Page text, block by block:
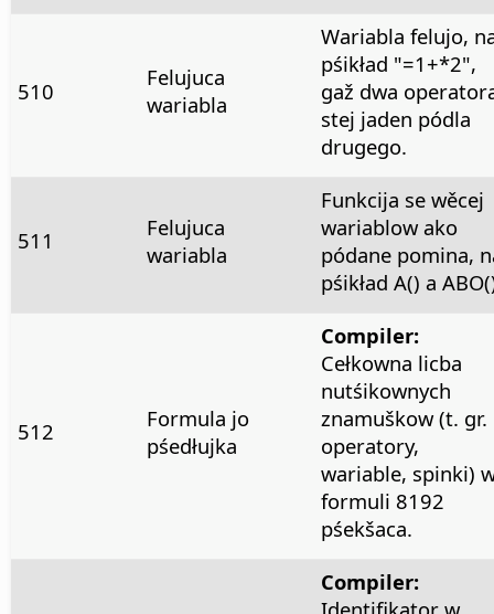
510
Felujuca
wariabla
Wariabla felujo,
pśikład "=1+*2",
gaž dwa
stej jaden pódla
drugego.
511
Felujuca
wariabla
Funkcija se wěcej
wariablow ako
pódane pomina,
pśikład A() a
512
Formula jo
pśedłujka
Compiler:
Cełkowna licba
nutśikownych
znamuškow (t. gr.
operatory,
wariable, spinki)
formuli 8192
pśekšaca.
Compiler: